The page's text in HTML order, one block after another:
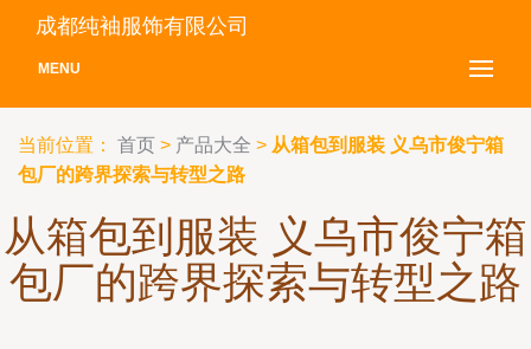
成都纯袖服饰有限公司
MENU
当前位置： 首页 > 产品大全 > 从箱包到服装 义乌市俊宁箱
包厂的跨界探索与转型之路
从箱包到服装 义乌市俊宁箱
包厂的跨界探索与转型之路